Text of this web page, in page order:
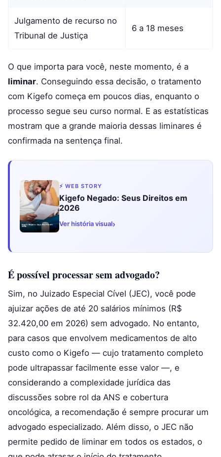
Julgamento de recurso no
Tribunal de Justiça
6 a 18 meses
O que importa para você, neste momento, é a
liminar. Conseguindo essa decisão, o tratamento
com Kigefo começa em poucos dias, enquanto o
processo segue seu curso normal. E as estatísticas
mostram que a grande maioria dessas liminares é
confirmada na sentença final.
⚡ WEB STORY
Kigefo Negado: Seus Direitos em
2026
Ver história visual›
É possível processar sem advogado?
Sim, no Juizado Especial Cível (JEC), você pode
ajuizar ações de até 20 salários mínimos (R$
32.420,00 em 2026) sem advogado. No entanto,
para casos que envolvem medicamentos de alto
custo como o Kigefo — cujo tratamento completo
pode ultrapassar facilmente esse valor —, e
considerando a complexidade jurídica das
discussões sobre rol da ANS e cobertura
oncológica, a recomendação é sempre procurar um
advogado especializado. Além disso, o JEC não
permite pedido de liminar em todos os estados, o